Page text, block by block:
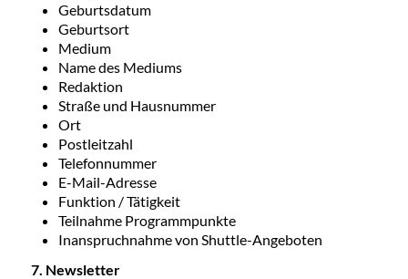
Geburtsdatum
Geburtsort
Medium
Name des Mediums
Redaktion
Straße und Hausnummer
Ort
Postleitzahl
Telefonnummer
E-Mail-Adresse
Funktion / Tätigkeit
Teilnahme Programmpunkte
Inanspruchnahme von Shuttle-Angeboten
7. Newsletter